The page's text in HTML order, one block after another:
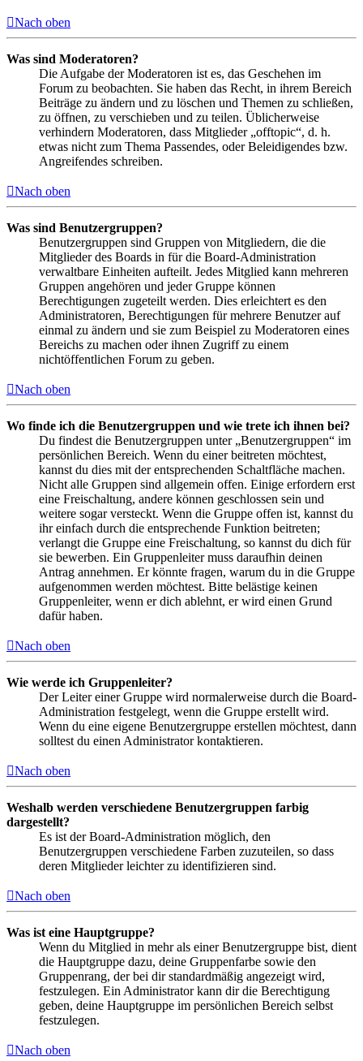
Nach oben
Was sind Moderatoren?
Die Aufgabe der Moderatoren ist es, das Geschehen im
Forum zu beobachten. Sie haben das Recht, in ihrem Bereich
Beiträge zu ändern und zu löschen und Themen zu schließen,
zu öffnen, zu verschieben und zu teilen. Üblicherweise
verhindern Moderatoren, dass Mitglieder „offtopic“, d. h.
etwas nicht zum Thema Passendes, oder Beleidigendes bzw.
Angreifendes schreiben.
Nach oben
Was sind Benutzergruppen?
Benutzergruppen sind Gruppen von Mitgliedern, die die
Mitglieder des Boards in für die Board-Administration
verwaltbare Einheiten aufteilt. Jedes Mitglied kann mehreren
Gruppen angehören und jeder Gruppe können
Berechtigungen zugeteilt werden. Dies erleichtert es den
Administratoren, Berechtigungen für mehrere Benutzer auf
einmal zu ändern und sie zum Beispiel zu Moderatoren eines
Bereichs zu machen oder ihnen Zugriff zu einem
nichtöffentlichen Forum zu geben.
Nach oben
Wo finde ich die Benutzergruppen und wie trete ich ihnen bei?
Du findest die Benutzergruppen unter „Benutzergruppen“ im
persönlichen Bereich. Wenn du einer beitreten möchtest,
kannst du dies mit der entsprechenden Schaltfläche machen.
Nicht alle Gruppen sind allgemein offen. Einige erfordern erst
eine Freischaltung, andere können geschlossen sein und
weitere sogar versteckt. Wenn die Gruppe offen ist, kannst du
ihr einfach durch die entsprechende Funktion beitreten;
verlangt die Gruppe eine Freischaltung, so kannst du dich für
sie bewerben. Ein Gruppenleiter muss daraufhin deinen
Antrag annehmen. Er könnte fragen, warum du in die Gruppe
aufgenommen werden möchtest. Bitte belästige keinen
Gruppenleiter, wenn er dich ablehnt, er wird einen Grund
dafür haben.
Nach oben
Wie werde ich Gruppenleiter?
Der Leiter einer Gruppe wird normalerweise durch die Board-
Administration festgelegt, wenn die Gruppe erstellt wird.
Wenn du eine eigene Benutzergruppe erstellen möchtest, dann
solltest du einen Administrator kontaktieren.
Nach oben
Weshalb werden verschiedene Benutzergruppen farbig
dargestellt?
Es ist der Board-Administration möglich, den
Benutzergruppen verschiedene Farben zuzuteilen, so dass
deren Mitglieder leichter zu identifizieren sind.
Nach oben
Was ist eine Hauptgruppe?
Wenn du Mitglied in mehr als einer Benutzergruppe bist, dient
die Hauptgruppe dazu, deine Gruppenfarbe sowie den
Gruppenrang, der bei dir standardmäßig angezeigt wird,
festzulegen. Ein Administrator kann dir die Berechtigung
geben, deine Hauptgruppe im persönlichen Bereich selbst
festzulegen.
Nach oben